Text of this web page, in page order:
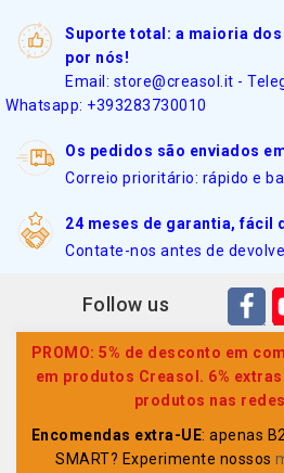
Suporte total: a maioria
por nós!
Email: store@creasol.it -
Whatsapp: +393283730010
Os pedidos são enviados
Correio prioritário: rápido e
24 meses de garantia, fácil
Contate-nos antes de
Follow us
PROMO: 5% de desconto em
em produtos Creasol. 6%
produtos nas
Encomendas extra-UE: apenas
SMART? Experimente nossos